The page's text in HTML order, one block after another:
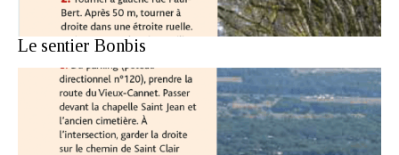
Le sentier Bonbis